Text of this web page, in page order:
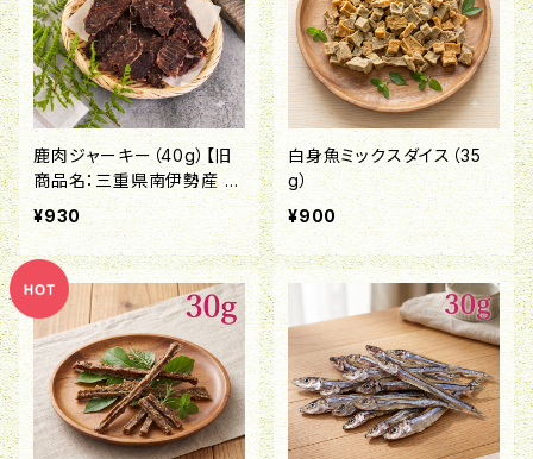
鹿肉ジャーキー（40g）【旧
商品名：三重県南伊勢産 鹿
肉ジャーキー】
¥930
白身魚ミックスダイス（35
g）
¥900